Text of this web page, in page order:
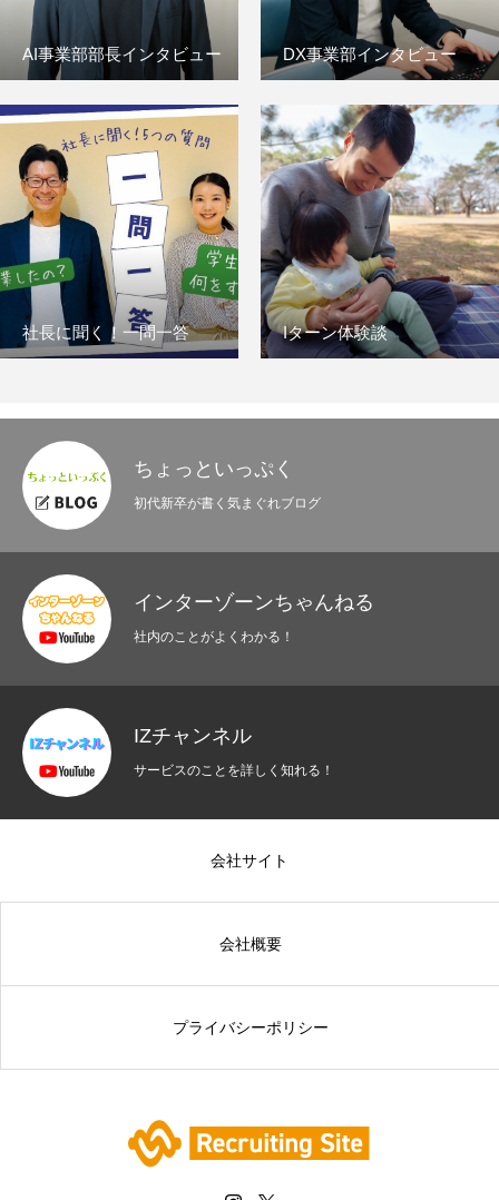
AI事業部部長インタビュー DX事業部インタビュー
社長に聞く！一問一答 Iターン体験談
ちょっといっぷく
初代新卒が書く気まぐれブログ
インターゾーンちゃんねる
社内のことがよくわかる！
IZチャンネル
サービスのことを詳しく知れる！
会社サイト
会社概要
プライバシーポリシー